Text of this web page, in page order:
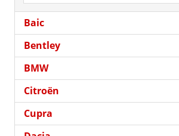
Baic
Bentley
BMW
Citroën
Cupra